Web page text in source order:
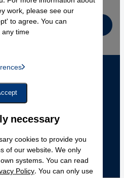
necessary
cookies to provide you
of our website. We only
systems. You can read
Policy. You can only use
work, please see our
to agree. You can
time.
Embed, Youtube Embed
/ Facebook Connect
Google Maps Embed